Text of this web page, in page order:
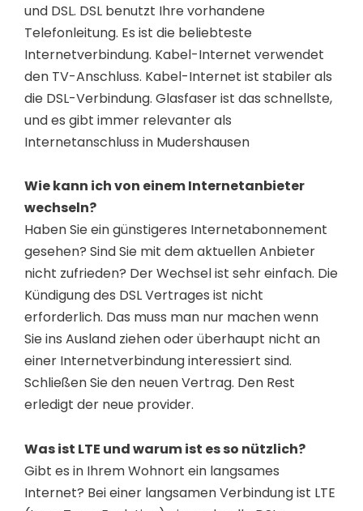
und DSL. DSL benutzt Ihre vorhandene
Telefonleitung. Es ist die beliebteste
Internetverbindung. Kabel-Internet verwendet
den TV-Anschluss. Kabel-Internet ist stabiler als
die DSL-Verbindung. Glasfaser ist das schnellste,
und es gibt immer relevanter als
Internetanschluss in Mudershausen
Wie kann ich von einem Internetanbieter
wechseln?
Haben Sie ein günstigeres Internetabonnement
gesehen? Sind Sie mit dem aktuellen Anbieter
nicht zufrieden? Der Wechsel ist sehr einfach. Die
Kündigung des DSL Vertrages ist nicht
erforderlich. Das muss man nur machen wenn
Sie ins Ausland ziehen oder überhaupt nicht an
einer Internetverbindung interessiert sind.
Schließen Sie den neuen Vertrag. Den Rest
erledigt der neue provider.
Was ist LTE und warum ist es so nützlich?
Gibt es in Ihrem Wohnort ein langsames
Internet? Bei einer langsamen Verbindung ist LTE